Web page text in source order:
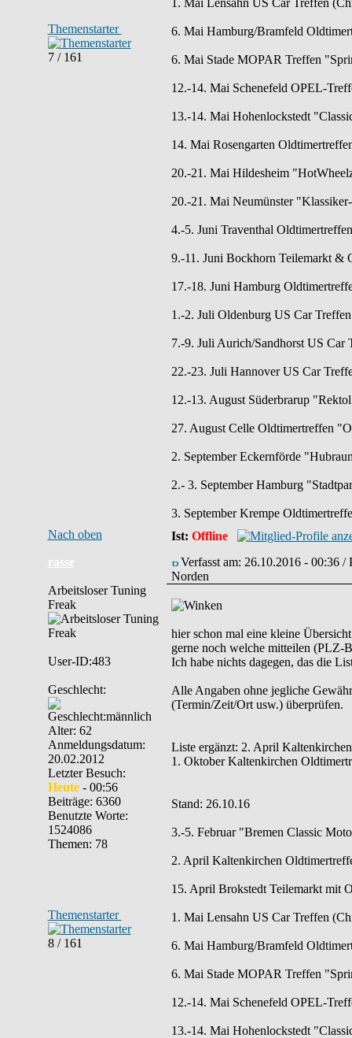
Themenstarter
7 / 161
1. Mai Lensahn US Car Treffen
6. Mai Hamburg/Bramfeld
6. Mai Stade MOPAR Treffen
12.-14. Mai Schenefeld OPEL-
13.-14. Mai Hohenlockstedt
14. Mai Rosengarten
20.-21. Mai Hildesheim
20.-21. Mai Neumünster
4.-5. Juni Traventhal
9.-11. Juni Bockhorn Teilemarkt &
17.-18. Juni Hamburg
1.-2. Juli Oldenburg US Car
7.-9. Juli Aurich/Sandhorst US Car
22.-23. Juli Hannover US Car
12.-13. August Süderbrarup
27. August Celle Oldtimertreffen
2. September Eckernförde
2.- 3. September Hamburg
3. September Krempe
Nach oben
Ist: Offline
rasse
Arbeitsloser Tuning
Freak
User-ID:483
Geschlecht:
Alter: 62
Anmeldungsdatum:
20.02.2012
Letzter Besuch:
Heute- 00:56
Beiträge: 6360
Benutzte Worte:
1524086
Themen: 78
Themenstarter
8 / 161
Verfasst am: 26.10.2016 - 00:36 /
Norden
hier schon mal eine kleine
gerne noch welche mitteilen (PLZ-
Ich habe nichts dagegen, das die
Alle Angaben ohne jegliche
(Termin/Zeit/Ort usw.) überprüfen.
Liste ergänzt: 2. April
1. Oktober Kaltenkirchen
Stand: 26.10.16
3.-5. Februar "Bremen Classic
2. April Kaltenkirchen
15. April Brokstedt Teilemarkt mit
1. Mai Lensahn US Car Treffen
6. Mai Hamburg/Bramfeld
6. Mai Stade MOPAR Treffen
12.-14. Mai Schenefeld OPEL-
13.-14. Mai Hohenlockstedt